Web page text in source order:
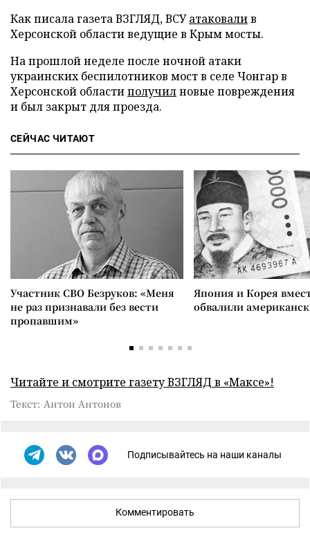
Как писала газета ВЗГЛЯД, ВСУатаковалив
Херсонской области ведущие в Крым мосты.
На прошлой неделе после ночной атаки
украинских беспилотников мост в селе Чонгар в
Херсонской областиполучилновые повреждения
и был закрыт для проезда.
СЕЙЧАС ЧИТАЮТ
Участник СВО Безруков: «Меня
не раз признавали без вести
пропавшим»
Япония и Корея
обвалили
Читайте и смотрите газету ВЗГЛЯД в «Максе»!
Текст: Антон Антонов
Подписывайтесь на наши каналы
Комментировать